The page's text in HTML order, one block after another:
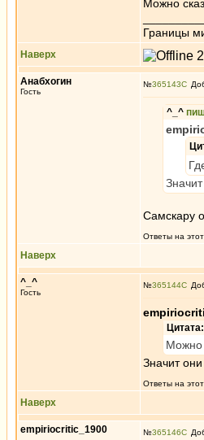
Можно
Границы
Наверх
Анабхогин
Гость
№365143
^_^
Самскару
Ответы на этот
Наверх
^_^
Гость
№365144
Цитата:
Можно
Значит
Ответы на этот
Наверх
empiriocritic_1900 №365146